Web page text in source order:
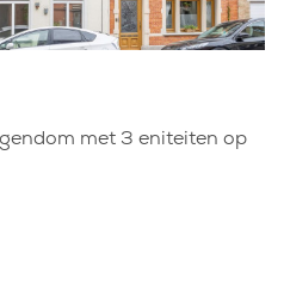
met 3 eniteiten op